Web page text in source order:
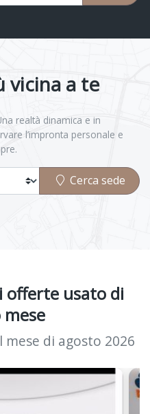
vicina a te
realtà dinamica e in
l’impronta personale e
Cerca sede
offerte usato di
di agosto 2026